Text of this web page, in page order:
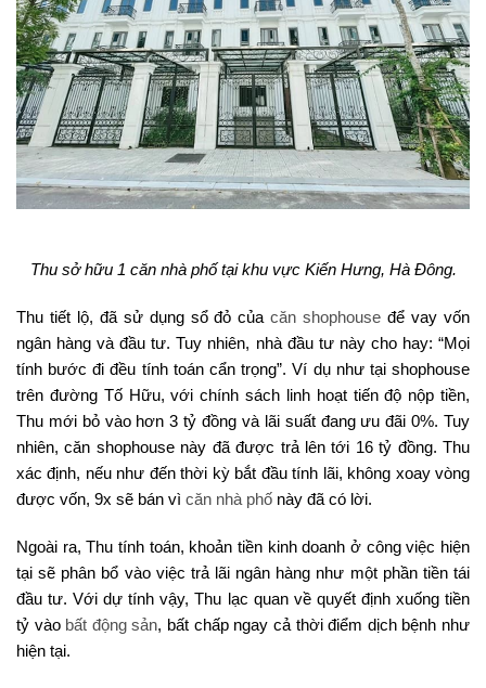
Thu sở hữu 1 căn nhà phố tại khu vực Kiến Hưng, Hà Đông.
Thu tiết lộ, đã sử dụng sổ đỏ của căn shophouse để vay vốn
ngân hàng và đầu tư. Tuy nhiên, nhà đầu tư này cho hay: “Mọi
tính bước đi đều tính toán cẩn trọng”. Ví dụ như tại shophouse
trên đường Tố Hữu, với chính sách linh hoạt tiến độ nộp tiền,
Thu mới bỏ vào hơn 3 tỷ đồng và lãi suất đang ưu đãi 0%. Tuy
nhiên, căn shophouse này đã được trả lên tới 16 tỷ đồng. Thu
xác định, nếu như đến thời kỳ bắt đầu tính lãi, không xoay vòng
được vốn, 9x sẽ bán vì căn nhà phố này đã có lời.
Ngoài ra, Thu tính toán, khoản tiền kinh doanh ở công việc hiện
tại sẽ phân bổ vào việc trả lãi ngân hàng như một phần tiền tái
đầu tư. Với dự tính vậy, Thu lạc quan về quyết định xuống tiền
tỷ vào bất động sản, bất chấp ngay cả thời điểm dịch bệnh như
hiện tại.